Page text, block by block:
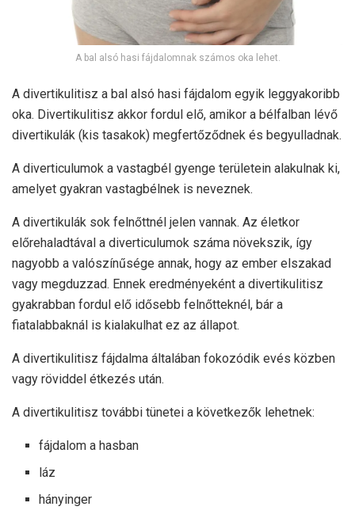
A bal alsó hasi fájdalomnak számos oka lehet.
A divertikulitisz a bal alsó hasi fájdalom egyik leggyakoribb
oka. Divertikulitisz akkor fordul elő, amikor a bélfalban lévő
divertikulák (kis tasakok) megfertőződnek és begyulladnak.
A diverticulumok a vastagbél gyenge területein alakulnak ki,
amelyet gyakran vastagbélnek is neveznek.
A divertikulák sok felnőttnél jelen vannak. Az életkor
előrehaladtával a diverticulumok száma növekszik, így
nagyobb a valószínűsége annak, hogy az ember elszakad
vagy megduzzad. Ennek eredményeként a divertikulitisz
gyakrabban fordul elő idősebb felnőtteknél, bár a
fiatalabbaknál is kialakulhat ez az állapot.
A divertikulitisz fájdalma általában fokozódik evés közben
vagy röviddel étkezés után.
A divertikulitisz további tünetei a következők lehetnek:
fájdalom a hasban
láz
hányinger